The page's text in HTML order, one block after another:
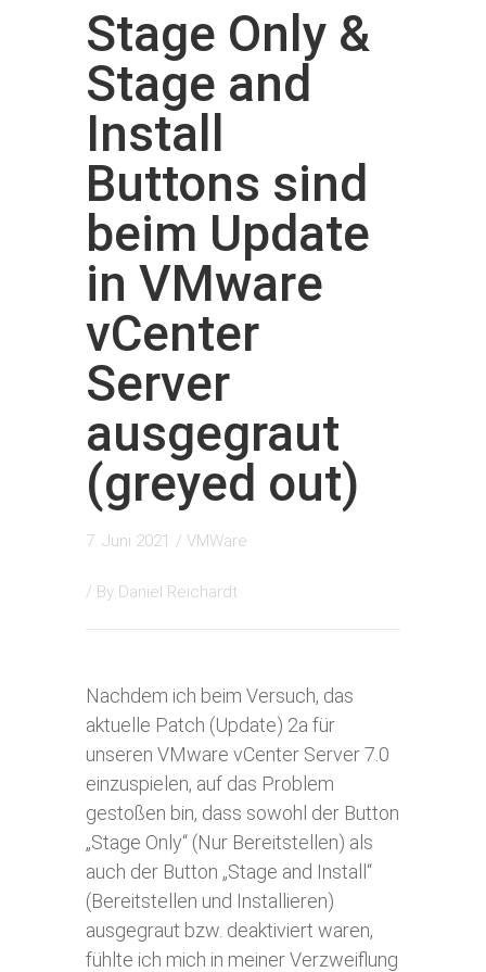
Stage Only &
Stage and
Install
Buttons sind
beim Update
in VMware
vCenter
Server
ausgegraut
(greyed out)
7. Juni 2021 / VMWare
/ By Daniel Reichardt
Nachdem ich beim Versuch, das
aktuelle Patch (Update) 2a für
unseren VMware vCenter Server 7.0
einzuspielen, auf das Problem
gestoßen bin, dass sowohl der Button
„Stage Only“ (Nur Bereitstellen) als
auch der Button „Stage and Install“
(Bereitstellen und Installieren)
ausgegraut bzw. deaktiviert waren,
fühlte ich mich in meiner Verzweiflung